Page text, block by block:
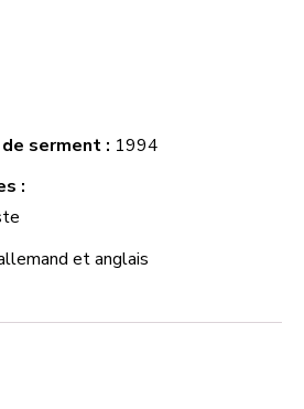
serment : 1994
:
et anglais